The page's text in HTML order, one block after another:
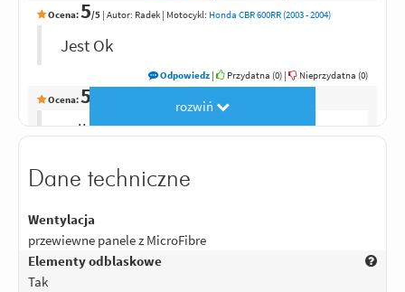
Ocena:5/5 | Autor: Radek | Motocykl: Honda CBR 600RR (2003 - 2004)
Jest Ok
Odpowiedz | Przydatna (0) | Nieprzydatna (0)
Ocena:5
Odblaski to bezpieczeństwo czynne a
Odpowiedz
Buty spełniły moje oczekiwania
względem jakości czekam na sezon
rozwiń
Dane techniczne
Wentylacja
przewiewne panele z MicroFibre
Elementy odblaskowe
Tak